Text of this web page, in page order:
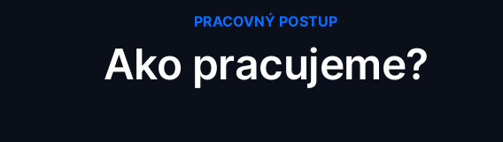
PRACOVNÝ POSTUP
Ako pracujeme?